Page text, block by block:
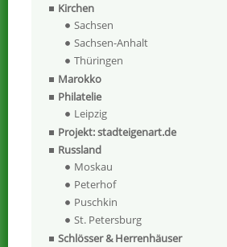
Kirchen
Sachsen
Sachsen-Anhalt
Thüringen
Marokko
Philatelie
Leipzig
Projekt: stadteigenart.de
Russland
Moskau
Peterhof
Puschkin
St. Petersburg
Schlösser & Herrenhäuser